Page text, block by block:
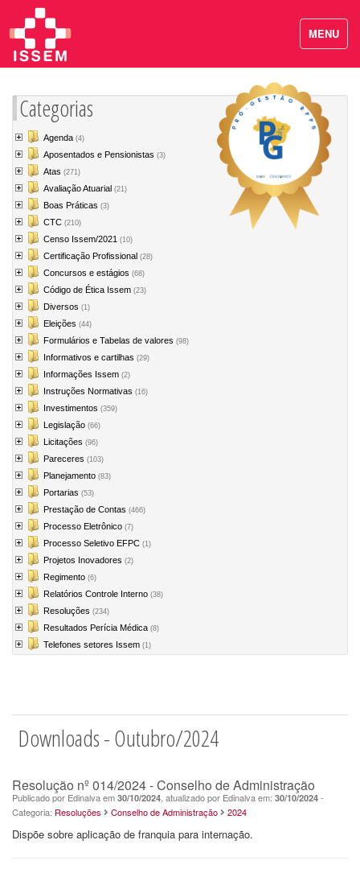
Categorias
Agenda (4)
Aposentados e Pensionistas (3)
Atas (271)
Avaliação Atuarial (21)
Boas Práticas (3)
CTC (210)
Censo Issem/2021 (10)
Certificação Profissional (28)
Concursos e estágios (68)
Código de Ética Issem (23)
Diversos (1)
Eleições (44)
Formulários e Tabelas de valores (98)
Informativos e cartilhas (29)
Informações Issem (2)
Instruções Normativas (16)
Investimentos (359)
Legislação (66)
Licitações (96)
Pareceres (103)
Planejamento (83)
Portarias (53)
Prestação de Contas (466)
Processo Eletrônico (7)
Processo Seletivo EFPC (1)
Projetos Inovadores (2)
Regimento (6)
Relatórios Controle Interno (38)
Resoluções (234)
Resultados Perícia Médica (8)
Telefones setores Issem (1)
Downloads - Outubro/2024
Resolução nº 014/2024 - Conselho de Administração
Publicado por Edinalva em 30/10/2024 , atualizado por Edinalva em: 30/10/2024 -
Categoria: Resoluções Conselho de Administração 2024
Dispõe sobre aplicação de franquia para internação.
MENU